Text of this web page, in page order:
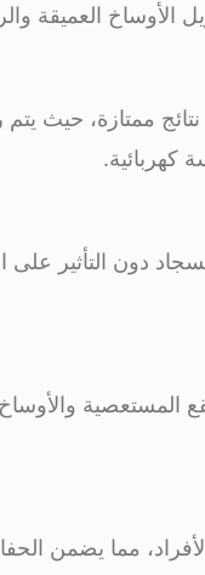
الأوساخ العميقة
ممتازة، حيث
كهربائية.
دون التأثير
المستعصية
مما يضمن